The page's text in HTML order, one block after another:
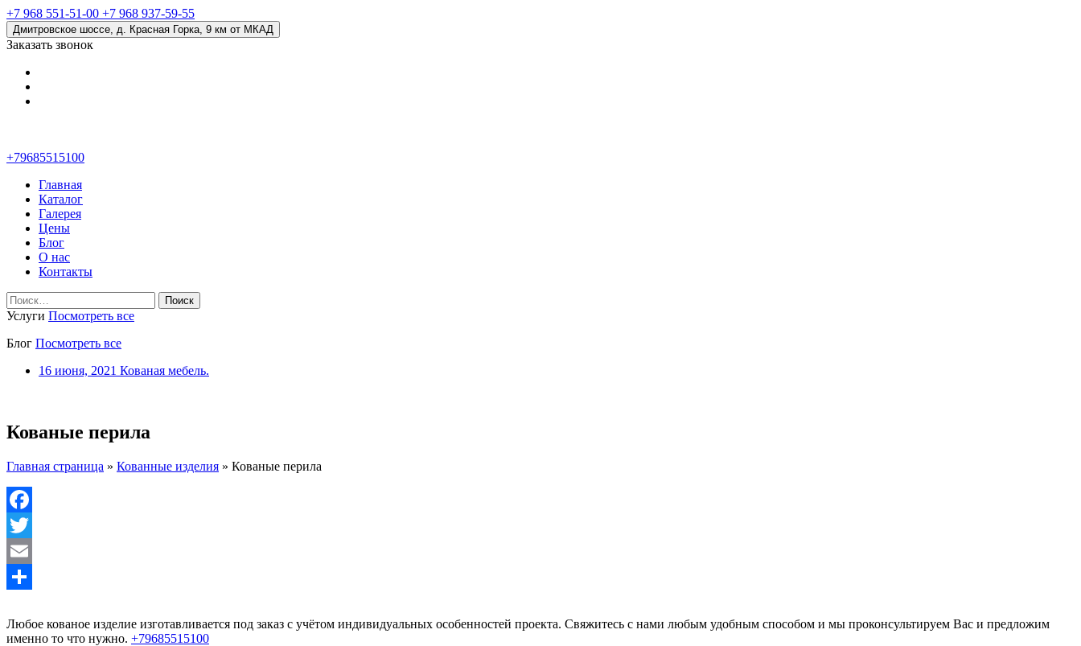
+7 968 551-51-00 +7 968 937-59-55
Дмитровское шоссе, д. Красная Горка, 9 км от МКАД
Заказать звонок
+79685515100
Главная
Каталог
Галерея
Цены
Блог
О нас
Контакты
Найти:
Услуги Посмотреть все
Блог Посмотреть все
16 июня, 2021 Кованая мебель.
Кованые перила
Главная страница » Кованные изделия » Кованые перила
Facebook
Twitter
Email
Любое кованое изделие изготавливается под заказ с учётом индивидуальных особенностей проекта. Свяжитесь с нами любым удобным способом и мы проконсультируем Вас и предложим
именно то что нужно. +79685515100